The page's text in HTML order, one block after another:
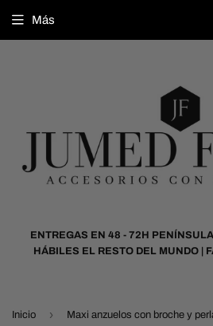
ENTREGAS EN 48 - 72H
HÁBILES EL RESTO DEL MUNDO |
Más
Inicio › Maxi anzuelos con broche y